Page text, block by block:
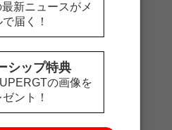
新ニュースがメ
届く！
シップ特典
の画像を
ント！